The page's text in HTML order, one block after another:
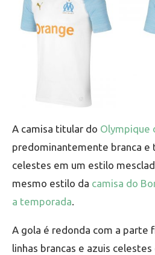
A camisa titular do Olympique
predominantemente branca e
celestes em um estilo
mesmo estilo da camisa do
a temporada.
A gola é redonda com a parte
linhas brancas e azuis